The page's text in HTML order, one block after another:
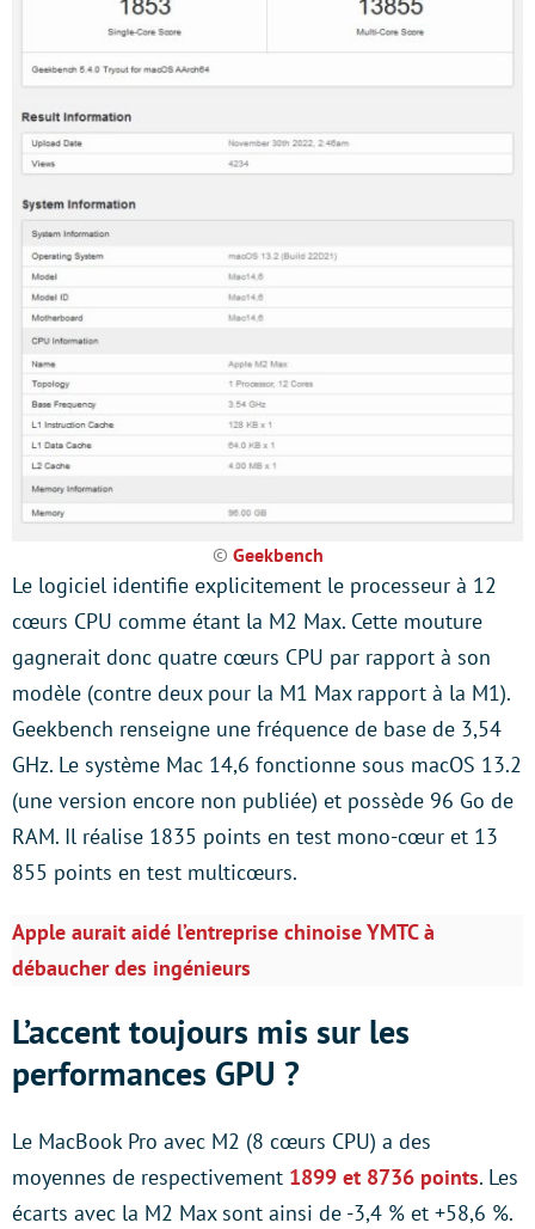
© Geekbench
Le logiciel identifie explicitement le processeur à 12
cœurs CPU comme étant la M2 Max. Cette mouture
gagnerait donc quatre cœurs CPU par rapport à son
modèle (contre deux pour la M1 Max rapport à la M1).
Geekbench renseigne une fréquence de base de 3,54
GHz. Le système Mac 14,6 fonctionne sous macOS 13.2
(une version encore non publiée) et possède 96 Go de
RAM. Il réalise 1835 points en test mono-cœur et 13
855 points en test multicœurs.
Apple aurait aidé l’entreprise chinoise YMTC à
débaucher des ingénieurs
L’accent toujours mis sur les
performances GPU ?
Le MacBook Pro avec M2 (8 cœurs CPU) a des
moyennes de respectivement 1899 et 8736 points. Les
écarts avec la M2 Max sont ainsi de -3,4 % et +58,6 %.